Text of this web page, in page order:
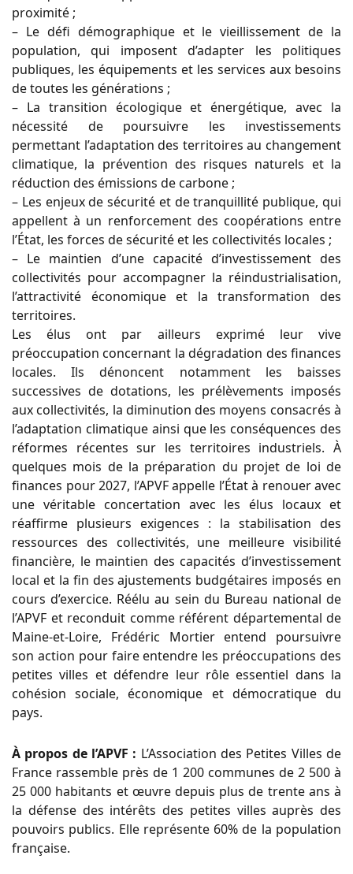
proximité ;
– Le défi démographique et le vieillissement de la
population, qui imposent d’adapter les politiques
publiques, les équipements et les services aux besoins
de toutes les générations ;
– La transition écologique et énergétique, avec la
nécessité de poursuivre les investissements
permettant l’adaptation des territoires au changement
climatique, la prévention des risques naturels et la
réduction des émissions de carbone ;
– Les enjeux de sécurité et de tranquillité publique, qui
appellent à un renforcement des coopérations entre
l’État, les forces de sécurité et les collectivités locales ;
– Le maintien d’une capacité d’investissement des
collectivités pour accompagner la réindustrialisation,
l’attractivité économique et la transformation des
territoires.
Les élus ont par ailleurs exprimé leur vive
préoccupation concernant la dégradation des finances
locales. Ils dénoncent notamment les baisses
successives de dotations, les prélèvements imposés
aux collectivités, la diminution des moyens consacrés à
l’adaptation climatique ainsi que les conséquences des
réformes récentes sur les territoires industriels. À
quelques mois de la préparation du projet de loi de
finances pour 2027, l’APVF appelle l’État à renouer avec
une véritable concertation avec les élus locaux et
réaffirme plusieurs exigences : la stabilisation des
ressources des collectivités, une meilleure visibilité
financière, le maintien des capacités d’investissement
local et la fin des ajustements budgétaires imposés en
cours d’exercice. Réélu au sein du Bureau national de
l’APVF et reconduit comme référent départemental de
Maine-et-Loire, Frédéric Mortier entend poursuivre
son action pour faire entendre les préoccupations des
petites villes et défendre leur rôle essentiel dans la
cohésion sociale, économique et démocratique du
pays.
À propos de l’APVF : L’Association des Petites Villes de
France rassemble près de 1 200 communes de 2 500 à
25 000 habitants et œuvre depuis plus de trente ans à
la défense des intérêts des petites villes auprès des
pouvoirs publics. Elle représente 60% de la population
française.